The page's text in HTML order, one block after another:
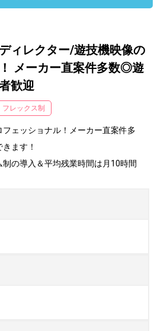
ィレクター/遊技機映像の
メーカー直案件多数◎遊
歓迎
フレックス制
ェッショナル！メーカー直案件多
ます！
の導入＆平均残業時間は月10時間